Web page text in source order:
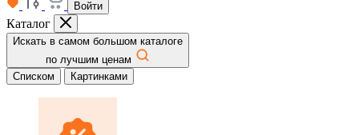
Войти
Каталог
Искать в самом большом каталоге
по лучшим ценам
Списком
Картинками